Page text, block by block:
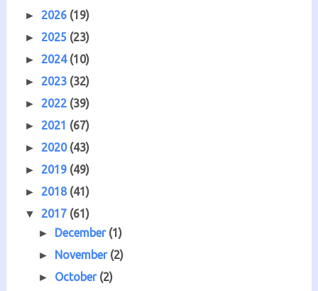
► 2026 (19)
► 2025 (23)
► 2024 (10)
► 2023 (32)
► 2022 (39)
► 2021 (67)
► 2020 (43)
► 2019 (49)
► 2018 (41)
▼ 2017 (61)
► December (1)
► November (2)
► October (2)